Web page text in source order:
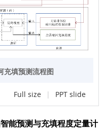
充填预测流程图
Full size | PPT slide
能预测与充填程度定量计